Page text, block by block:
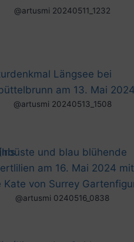
@artusmi 20240511_1232
@artusmi 20240513_1508
@artusmi 0240516_0838